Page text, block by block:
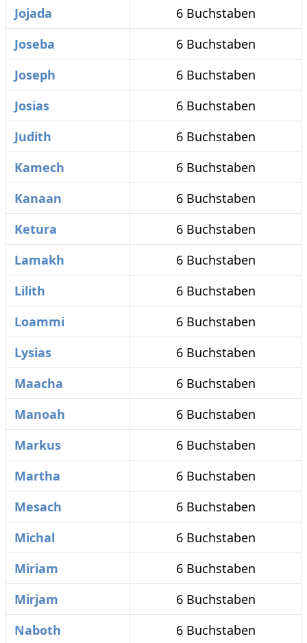
Jojada
6 Buchstaben
Joseba
6 Buchstaben
Joseph
6 Buchstaben
Josias
6 Buchstaben
Judith
6 Buchstaben
Kamech
6 Buchstaben
Kanaan
6 Buchstaben
Ketura
6 Buchstaben
Lamakh
6 Buchstaben
Lilith
6 Buchstaben
Loammi
6 Buchstaben
Lysias
6 Buchstaben
Maacha
6 Buchstaben
Manoah
6 Buchstaben
Markus
6 Buchstaben
Martha
6 Buchstaben
Mesach
6 Buchstaben
Michal
6 Buchstaben
Miriam
6 Buchstaben
Mirjam
6 Buchstaben
Naboth
6 Buchstaben